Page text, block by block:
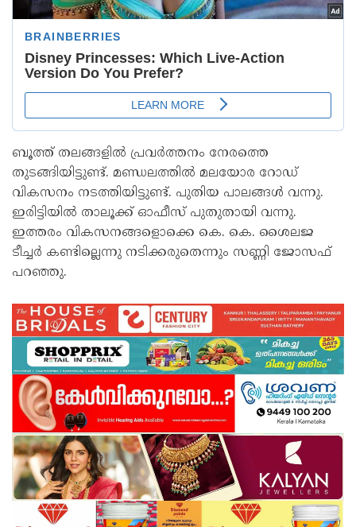
ബൂത്ത് തലങ്ങളിൽ പ്രവർത്തനം നേരത്തെ
തുടങ്ങിയിട്ടുണ്ട്. മണ്ഡലത്തിൽ മലയോര റോഡ്
വികസനം നടത്തിയിട്ടുണ്ട്. പുതിയ പാലങ്ങൾ വന്നു.
ഇരിട്ടിയിൽ താലൂക്ക് ഓഫീസ് പുതുതായി വന്നു.
ഇത്തരം വികസനങ്ങളൊക്കെ കെ. കെ. ശൈലജ
ടീച്ചർ കണ്ടില്ലെന്നു നടിക്കരുതെന്നും സണ്ണി ജോസഫ്
പറഞ്ഞു.